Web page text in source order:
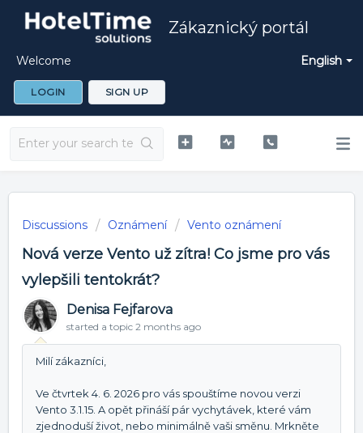
Zákaznický portál
English
Welcome
LOGIN SIGN UP
Discussions Oznámení Vento oznámení
Nová verze Vento už zítra! Co jsme pro vás
vylepšili tentokrát?
Denisa Fejfarova
started a topic 2 months ago
Milí zákazníci,
Ve čtvrtek 4. 6. 2026 pro vás spouštíme novou verzi
Vento 3.1.15. A opět přináší pár vychytávek, které vám
zjednoduší život, nebo minimálně vaši směnu. Mrkněte